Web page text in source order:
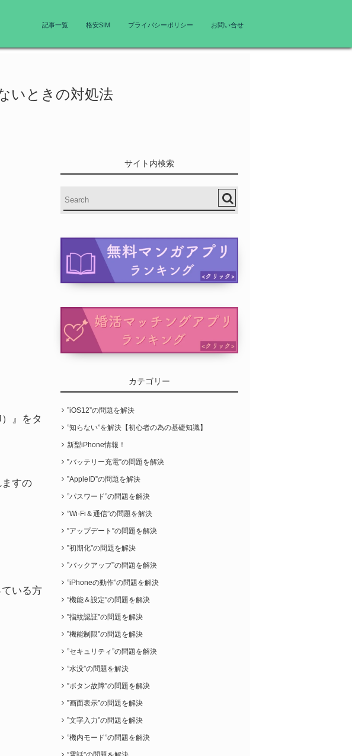
記事一覧 格安SIM プライバシーポリシー お問い合せ
いときの対処法
』をタ
すの
いる方
サイト内検索
カテゴリー
”iOS12”の問題を解決
”知らない”を解決【初心者の為の基礎知識】
新型iPhone情報！
”バッテリー充電”の問題を解決
”AppleID”の問題を解決
”パスワード”の問題を解決
”Wi-Fi＆通信”の問題を解決
”アップデート”の問題を解決
”初期化”の問題を解決
”バックアップ”の問題を解決
”iPhoneの動作”の問題を解決
”機能＆設定”の問題を解決
”指紋認証”の問題を解決
”機能制限”の問題を解決
”セキュリティ”の問題を解決
”水没”の問題を解決
”ボタン故障”の問題を解決
”画面表示”の問題を解決
”文字入力”の問題を解決
”機内モード”の問題を解決